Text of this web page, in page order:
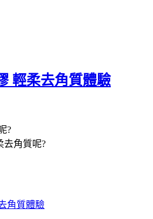
輕柔去角質體驗
?
去角質呢?
角質體驗